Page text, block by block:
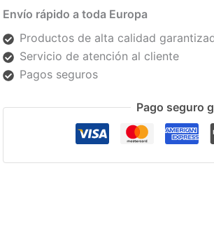
Envío rápido a toda Europa
Productos de alta calidad
Servicio de atención al cliente
Pagos seguros
Pago seguro